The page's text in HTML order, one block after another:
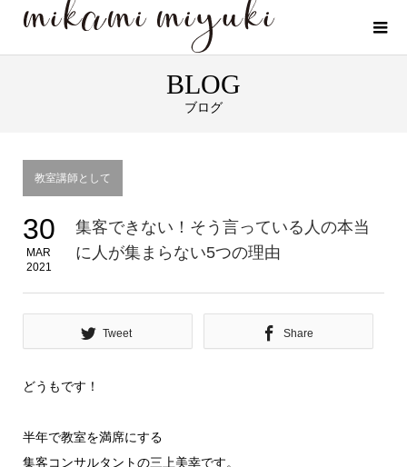
BLOG
ブログ
教室講師として
30
MAR
2021
集客できない！そう言っている人の本当
に人が集まらない5つの理由
Tweet Share
どうもです！
半年で教室を満席にする
集客コンサルタントの三上美幸です。